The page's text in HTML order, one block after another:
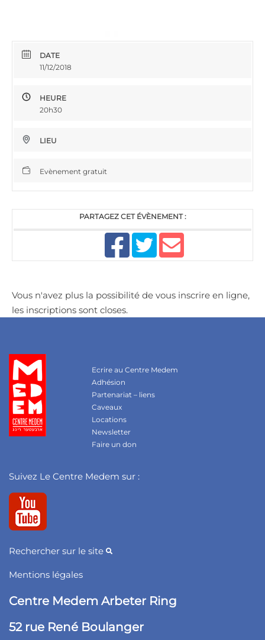
DATE
11/12/2018
HEURE
20h30
LIEU
Evènement gratuit
PARTAGEZ CET ÉVÈNEMENT :
Vous n'avez plus la possibilité de vous inscrire en ligne,
les inscriptions sont closes.
Ecrire au Centre Medem
Adhésion
Partenariat – liens
Caveaux
Locations
Newsletter
Faire un don
Suivez Le Centre Medem sur :
Rechercher sur le site
Mentions légales
Centre Medem Arbeter Ring
52 rue René Boulanger